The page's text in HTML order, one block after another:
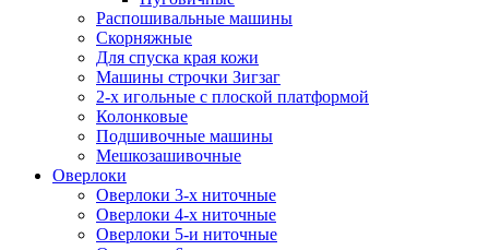
Распошивальные машины
Скорняжные
Для спуска края кожи
Машины строчки Зигзаг
2-х игольные с плоской платформой
Колонковые
Подшивочные машины
Мешкозашивочные
Оверлоки
Оверлоки 3-х ниточные
Оверлоки 4-х ниточные
Оверлоки 5-и ниточные